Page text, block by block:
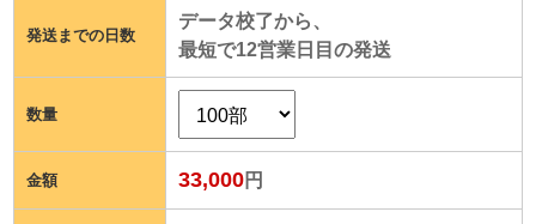
発送までの日数
データ校了から、
最短で12営業日目の発送
数量
金額 33,000円